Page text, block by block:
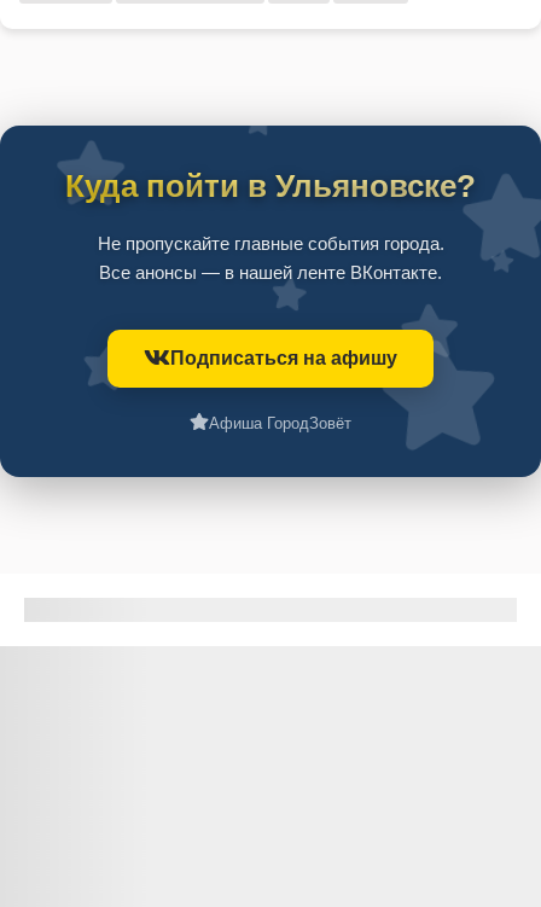
Куда пойти в Ульяновске?
Не пропускайте главные события города.
Все анонсы — в нашей ленте ВКонтакте.
Подписаться на афишу
Афиша ГородЗовёт